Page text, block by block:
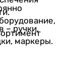
– ручки,
маркеры.